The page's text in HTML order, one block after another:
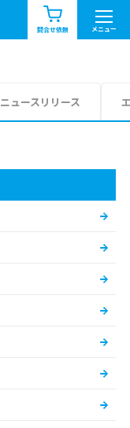
問合せ依頼 メニュー
お知らせ一覧
中国・四国
ニュースリリース